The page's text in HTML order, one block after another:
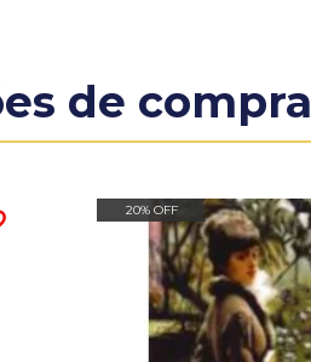
de compra
20% OFF